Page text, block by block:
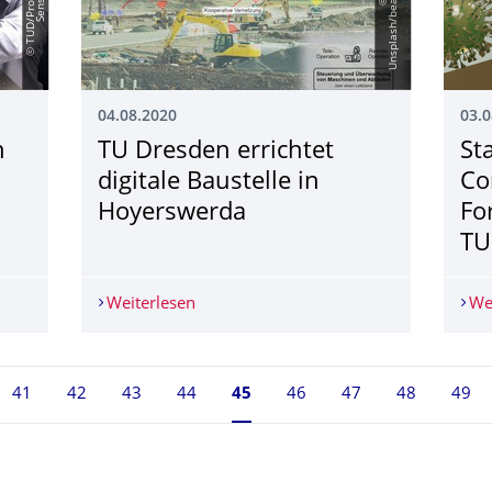
IEEE Laser Instrumentation Award
04.08.2020
TU Dresden errichtet
digitale Baustelle in
Hoyerswerda
Weiterlesen TU Dresden errichtet digitale Baustelle
41 42 43 44 Seite 45, aktuell ausgewählt
45 46 47 48 49